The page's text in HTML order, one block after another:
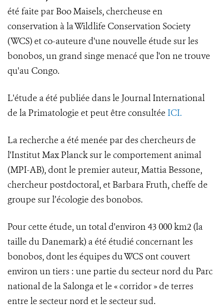
été faite par Boo Maisels, chercheuse en
conservation à la Wildlife Conservation Society
(WCS) et co-auteure d'une nouvelle étude sur les
bonobos, un grand singe menacé que l'on ne trouve
qu'au Congo.
L'étude a été publiée dans le Journal International
de la Primatologie et peut être consultée ICI.
La recherche a été menée par des chercheurs de
l'Institut Max Planck sur le comportement animal
(MPI-AB), dont le premier auteur, Mattia Bessone,
chercheur postdoctoral, et Barbara Fruth, cheffe de
groupe sur l’écologie des bonobos.
Pour cette étude, un total d'environ 43 000 km2 (la
taille du Danemark) a été étudié concernant les
bonobos, dont les équipes du WCS ont couvert
environ un tiers : une partie du secteur nord du Parc
national de la Salonga et le « corridor » de terres
entre le secteur nord et le secteur sud.